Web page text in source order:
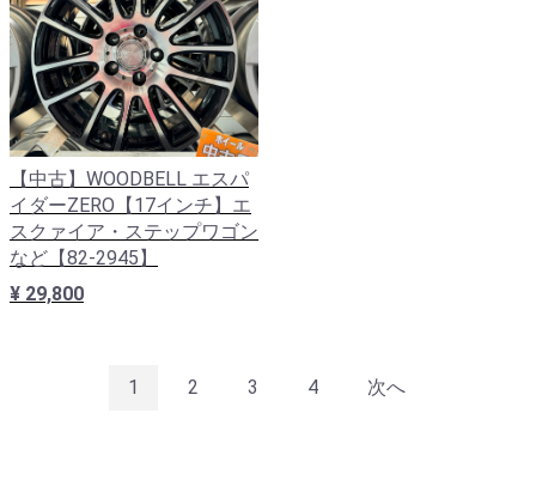
【中古】WOODBELL エスパ
イダーZERO【17インチ】エ
スクァイア・ステップワゴン
など【82-2945】
¥ 29,800
1 2 3 4 次へ